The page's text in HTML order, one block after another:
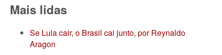
Mais lidas
Se Lula cair, o Brasil cai junto, por Reynaldo
Aragon